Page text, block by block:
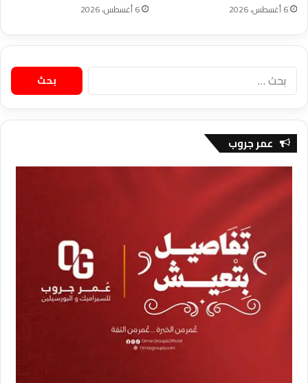
6 أغسطس، 2026 6 أغسطس، 2026
البحث
عن:
عمر جروب